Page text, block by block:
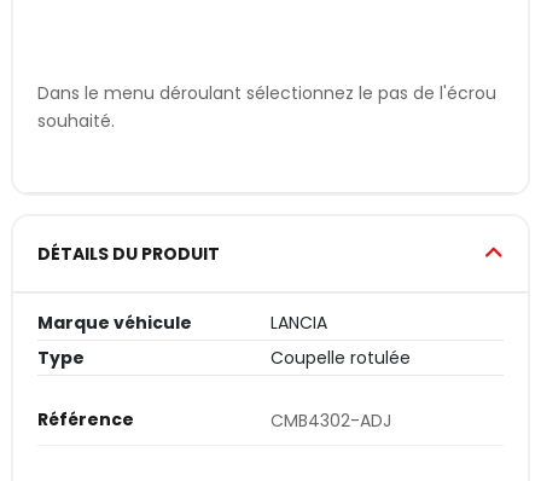
Dans le menu déroulant sélectionnez le pas de l'écrou
souhaité.
DÉTAILS DU PRODUIT
Marque véhicule
LANCIA
Type
Coupelle rotulée
Référence CMB4302-ADJ